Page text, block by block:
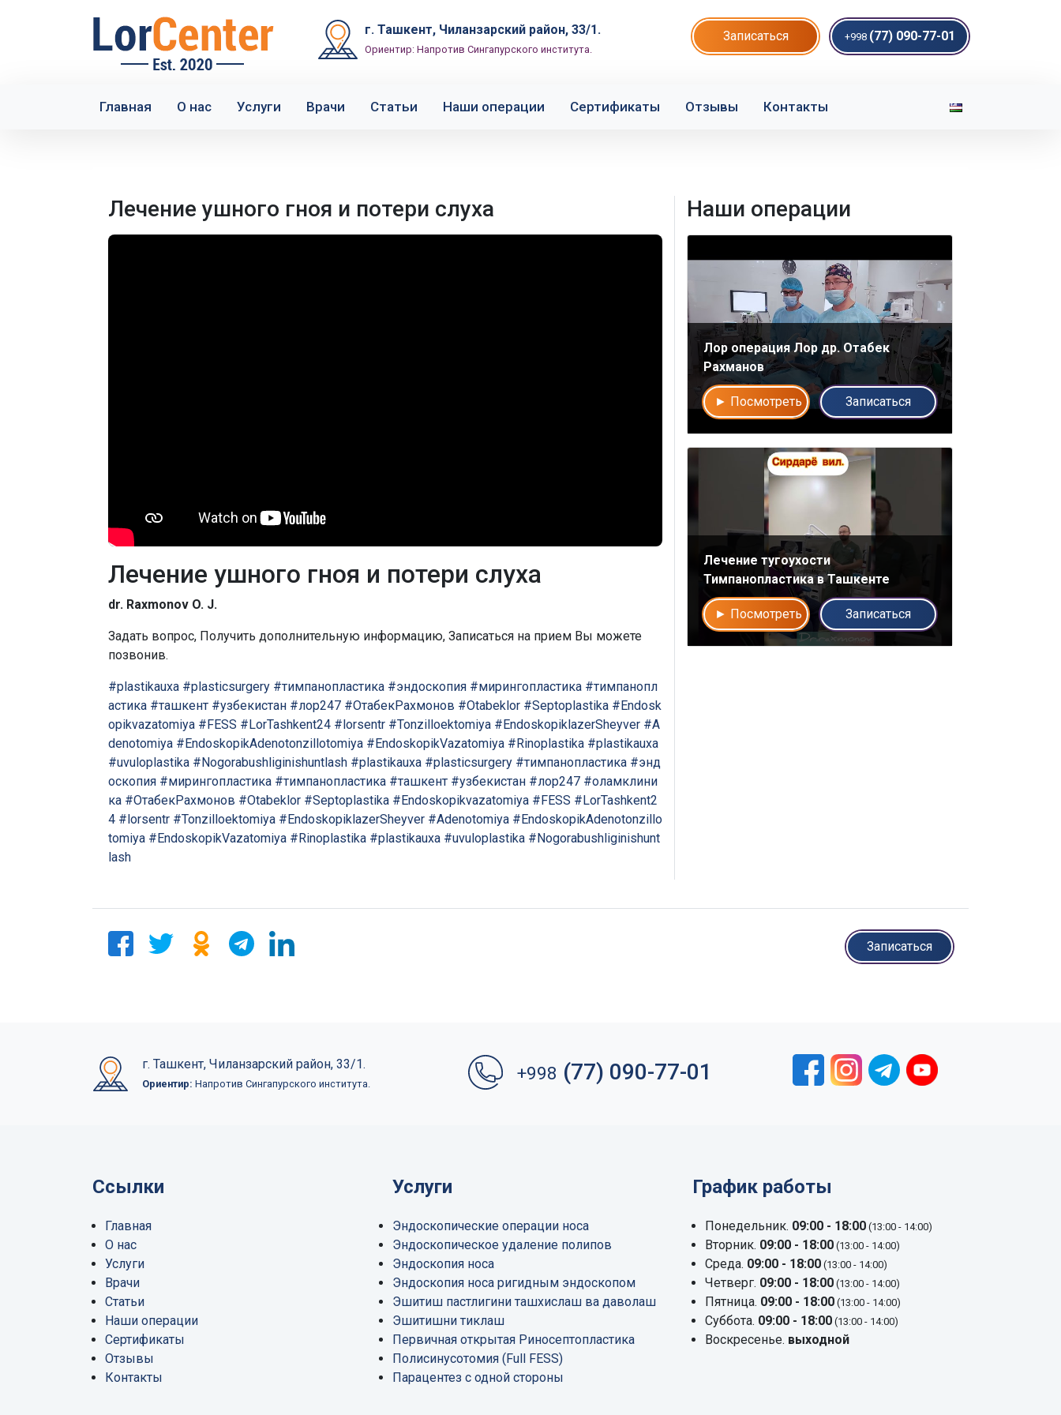
г. Ташкент, Чиланзарский район, 33/1.
Ориентир: Напротив Сингапурского института.
Записаться +998 (77) 090-77-01
Главная О нас Услуги Врачи Статьи Наши операции Сертификаты Отзывы Контакты
Лечение ушного гноя и потери слуха
Лечение ушного гноя и потери слуха
dr. Raxmonov O. J.
Задать вопрос, Получить дополнительную информацию, Записаться на прием Вы можете
позвонив.
#plastikauxa #plasticsurgery #тимпанопластика #эндоскопия #мирингопластика #тимпанопл
астика #ташкент #узбекистан #лор247 #ОтабекРахмонов #Otabeklor #Septoplastika #Endosk
opikvazatomiya #FESS #LorTashkent24 #lorsentr #Tonzilloektomiya #EndoskopiklazerSheyver #A
denotomiya #EndoskopikAdenotonzillotomiya #EndoskopikVazatomiya #Rinoplastika #plastikauxa
#uvuloplastika #Nogorabushliginishuntlash #plastikauxa #plasticsurgery #тимпанопластика #энд
оскопия #мирингопластика #тимпанопластика #ташкент #узбекистан #лор247 #оламклини
ка #ОтабекРахмонов #Otabeklor #Septoplastika #Endoskopikvazatomiya #FESS #LorTashkent2
4 #lorsentr #Tonzilloektomiya #EndoskopiklazerSheyver #Adenotomiya #EndoskopikAdenotonzillo
tomiya #EndoskopikVazatomiya #Rinoplastika #plastikauxa #uvuloplastika #Nogorabushliginishunt
lash
Наши операции
Лор операция Лор др. Отабек
Рахманов
► Посмотреть Записаться
Лечение тугоухости
Тимпанопластика в Ташкенте
► Посмотреть Записаться
Записаться
г. Ташкент, Чиланзарский район, 33/1.
Ориентир: Напротив Сингапурского института.
+998 (77) 090-77-01
Ссылки
Главная
О нас
Услуги
Врачи
Статьи
Наши операции
Сертификаты
Отзывы
Контакты
Услуги
Эндоскопические операции носа
Эндоскопическое удаление полипов
Эндоскопия носа
Эндоскопия носа ригидным эндоскопом
Эшитиш пастлигини ташхислаш ва даволаш
Эшитишни тиклаш
Первичная открытая Риносептопластика
Полисинусотомия (Full FESS)
Парацентез с одной стороны
График работы
Понедельник. 09:00 - 18:00 (13:00 - 14:00)
Вторник. 09:00 - 18:00 (13:00 - 14:00)
Среда. 09:00 - 18:00 (13:00 - 14:00)
Четверг. 09:00 - 18:00 (13:00 - 14:00)
Пятница. 09:00 - 18:00 (13:00 - 14:00)
Суббота. 09:00 - 18:00 (13:00 - 14:00)
Воскресенье. выходной